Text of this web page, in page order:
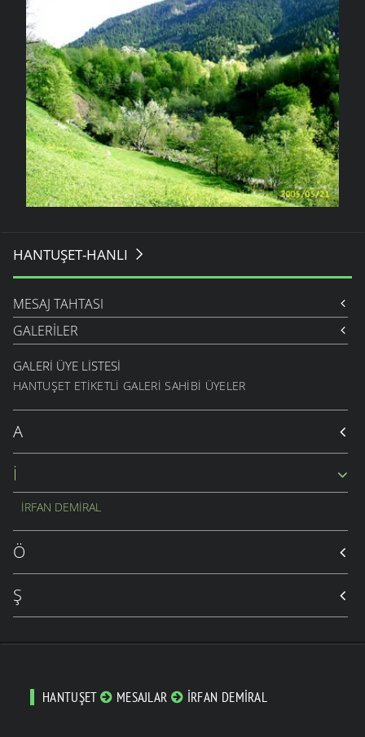
HANTUŞET-HANLI
MESAJ TAHTASI
GALERILER
GALERI ÜYE LISTESI
HANTUŞET ETIKETLI GALERI SAHIBI ÜYELER
A
İ
İRFAN DEMIRAL
Ö
Ş
HANTUŞET MESAJLAR İRFAN DEMIRAL